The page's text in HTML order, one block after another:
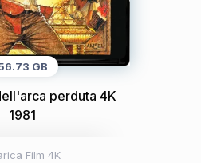
GB
perduta 4K
1981
Film 4K